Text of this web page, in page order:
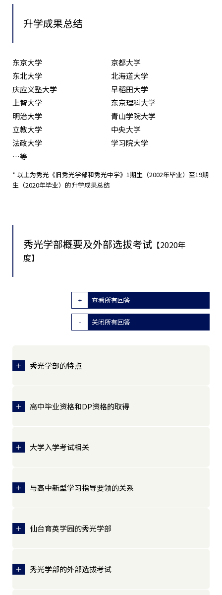
升学成果总结
东京大学
京都大学
东北大学
北海道大学
庆应义塾大学
早稻田大学
上智大学
东京理科大学
明治大学
青山学院大学
立教大学
中央大学
法政大学
学习院大学
…等
* 以上为秀光《旧秀光学部和秀光中学》1期生（2002年毕业）至19期
生（2020年毕业）的升学成果总结
秀光学部概要及外部选拔考试 【2020年
度】
查看所有回答
关闭所有回答
秀光学部的特点
高中毕业资格和DP资格的取得
大学入学考试相关
与高中新型学习指导要领的关系
仙台育英学园的秀光学部
秀光学部的外部选拔考试